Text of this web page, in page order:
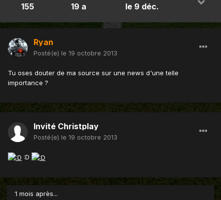
155 19 a le 9 déc.
Ryan
Posté(e) le 19 octobre 2013
Tu oses douter de ma source sur une news d'une telle
importance ?
Invité Christplay
Posté(e) le 19 octobre 2013
:D
1 mois après...